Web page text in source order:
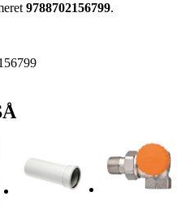
9788702156799.